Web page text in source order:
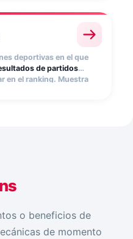
marca.
deportivas en el que
de partidos
en el ranking. Muestra
o beneficios de
de momento